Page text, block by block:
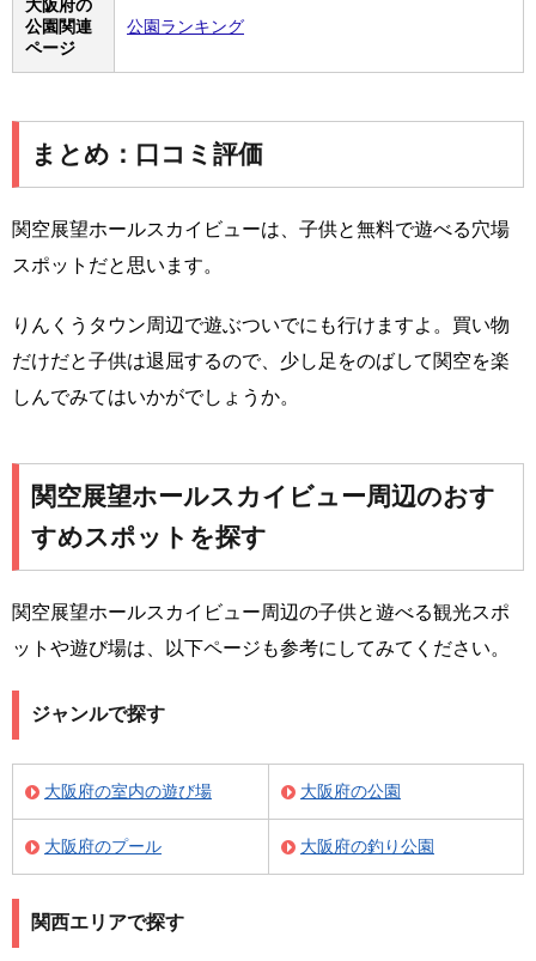
大阪府の
公園関連
ページ
公園ランキング
まとめ：口コミ評価
関空展望ホールスカイビューは、子供と無料で遊べる穴場
スポットだと思います。
りんくうタウン周辺で遊ぶついでにも行けますよ。買い物
だけだと子供は退屈するので、少し足をのばして関空を楽
しんでみてはいかがでしょうか。
関空展望ホールスカイビュー周辺のおす
すめスポットを探す
関空展望ホールスカイビュー周辺の子供と遊べる観光スポ
ットや遊び場は、以下ページも参考にしてみてください。
ジャンルで探す
大阪府の室内の遊び場 大阪府の公園
大阪府のプール 大阪府の釣り公園
関西エリアで探す